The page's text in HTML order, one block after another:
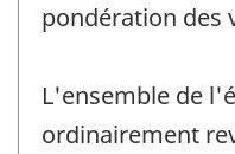
pondération des
L'ensemble de
ordinairement